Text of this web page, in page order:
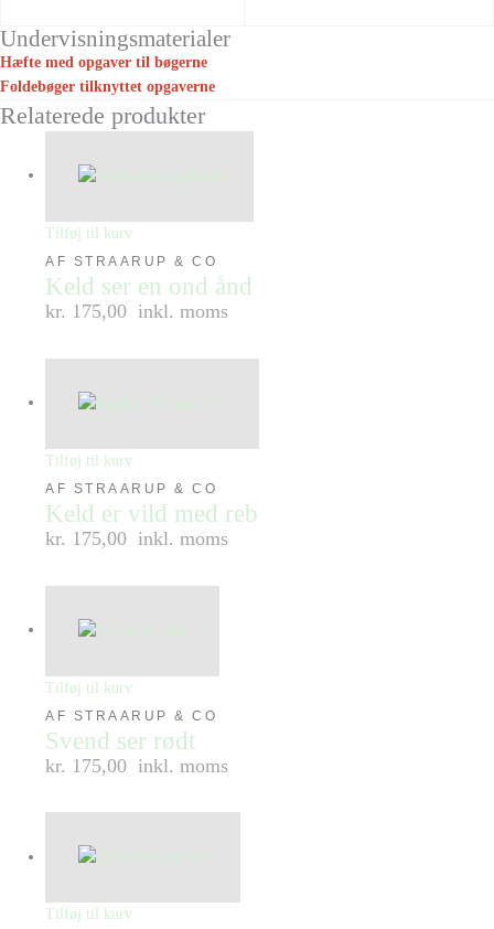
Undervisningsmaterialer
Hæfte med opgaver til bøgerne
Foldebøger tilknyttet opgaverne
Relaterede produkter
Tilføj til kurv
AF STRAARUP & CO
Keld ser en ond ånd
kr. 175,00 inkl. moms
Tilføj til kurv
AF STRAARUP & CO
Keld er vild med reb
kr. 175,00 inkl. moms
Tilføj til kurv
AF STRAARUP & CO
Svend ser rødt
kr. 175,00 inkl. moms
Tilføj til kurv